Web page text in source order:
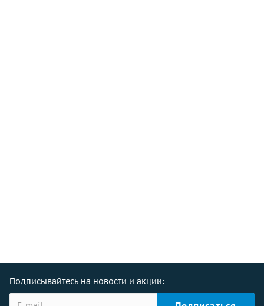
Подписывайтесь на новости и акции: